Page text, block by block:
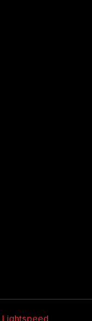
Lightspeed